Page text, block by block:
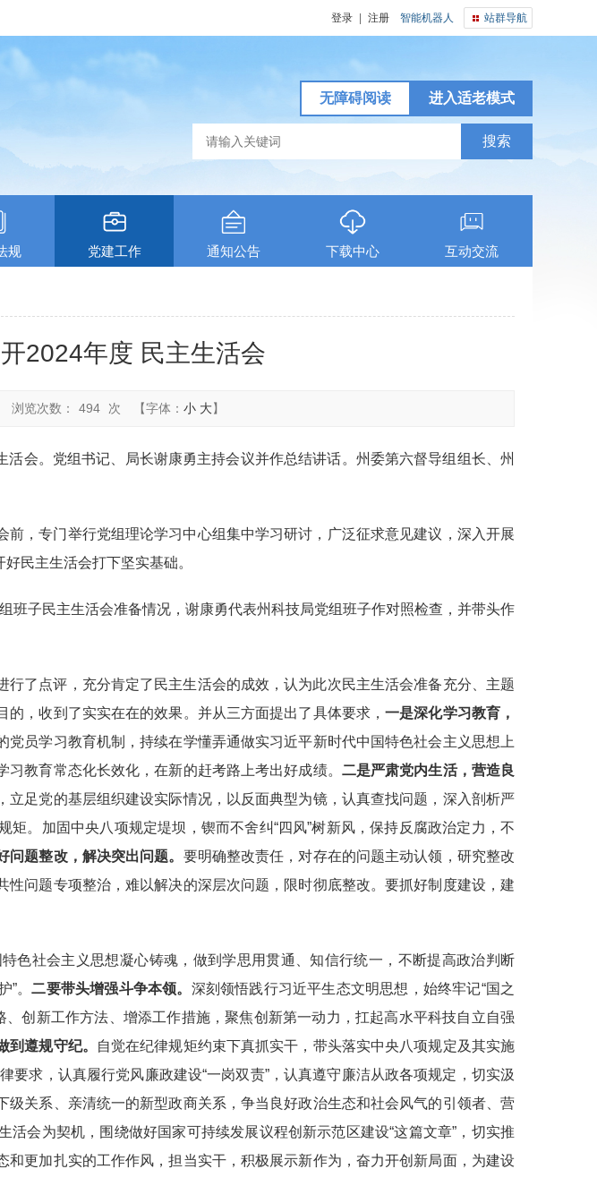
站群导航
登录 注册 智能机器人
进入适老模式
无障碍阅读
规 党建工作 通知公告 下载中心 互动交流
2024年度 民主生活会
浏览次数： 494 次 【字体： 小 大】
会。党组书记、局长谢康勇主持会议并作总结讲话。州委第六督导组组长、州
，专门举行党组理论学习中心组集中学习研讨，广泛征求意见建议，深入开展
民主生活会打下坚实基础。
子民主生活会准备情况，谢康勇代表州科技局党组班子作对照检查，并带头作
了点评，充分肯定了民主生活会的成效，认为此次民主生活会准备充分、主题
，收到了实实在在的效果。并从三方面提出了具体要求，一是深化学习教育，
员学习教育机制，持续在学懂弄通做实习近平新时代中国特色社会主义思想上
教育常态化长效化，在新的赶考路上考出好成绩。 二是严肃党内生活，营造良
足党的基层组织建设实际情况，以反面典型为镜，认真查找问题，深入剖析严
。加固中央八项规定堤坝，锲而不舍纠“四风”树新风，保持反腐政治定力，不
问题整改，解决突出问题。 要明确整改责任，对存在的问题主动认领，研究整改
问题专项整治，难以解决的深层次问题，限时彻底整改。要抓好制度建设，建
色社会主义思想凝心铸魂，做到学思用贯通、知信行统一，不断提高政治判断
”。二要带头增强斗争本领。 深刻领悟践行习近平生态文明思想，始终牢记“国之
、创新工作方法、增添工作措施，聚焦创新第一动力，扛起高水平科技自立自强
到遵规守纪。
自觉在纪律规矩约束下真抓实干，带头落实中央八项规定及其实施
要求，认真履行党风廉政建设“一岗双责”，认真遵守廉洁从政各项规定，切实汲
关系、亲清统一的新型政商关系，争当良好政治生态和社会风气的引领者、营
活会为契机，围绕做好国家可持续发展议程创新示范区建设“这篇文章”，切实推
更加扎实的工作作风，担当实干，积极展示新作为，奋力开创新局面，为建设